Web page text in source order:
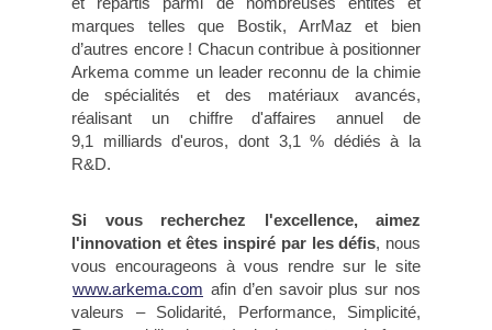
marques telles que Bostik, ArrMaz et bien
d’autres encore ! Chacun contribue à positionner
Arkema comme un leader reconnu de la chimie
de spécialités et des matériaux avancés,
réalisant un chiffre d'affaires annuel de
9,1 milliards d'euros, dont 3,1 % dédiés à la
R&D.
Si vous recherchez l'excellence, aimez
l'innovation et êtes inspiré par les défis, nous
vous encourageons à vous rendre sur le site
www.arkema.com afin d’en savoir plus sur nos
valeurs – Solidarité, Performance, Simplicité,